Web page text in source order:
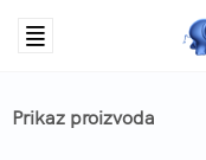
Prikaz proizvoda